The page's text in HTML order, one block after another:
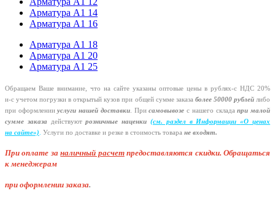
Арматура А1 14
Арматура А1 16
Арматура А1 18
Арматура А1 20
Арматура А1 25
Обращаем Ваше внимание, что на сайте указаны оптовые цены в рублях-с НДС 20%
и-с учетом погрузки в открытый кузов при общей сумме заказа более 50000 рублейлибо
при оформленииуслуги нашей доставки. Присамовывозе с нашего складапри малой
сумме заказа
действуютрозничные наценки (см. раздел в Информации «О ценах
на сайте»). Услуги по доставке и резке в стоимость товара не входят.
При оплате заналичный расчет предоставляются скидки. Обращаться
к менеджерам
при оформлении заказа.